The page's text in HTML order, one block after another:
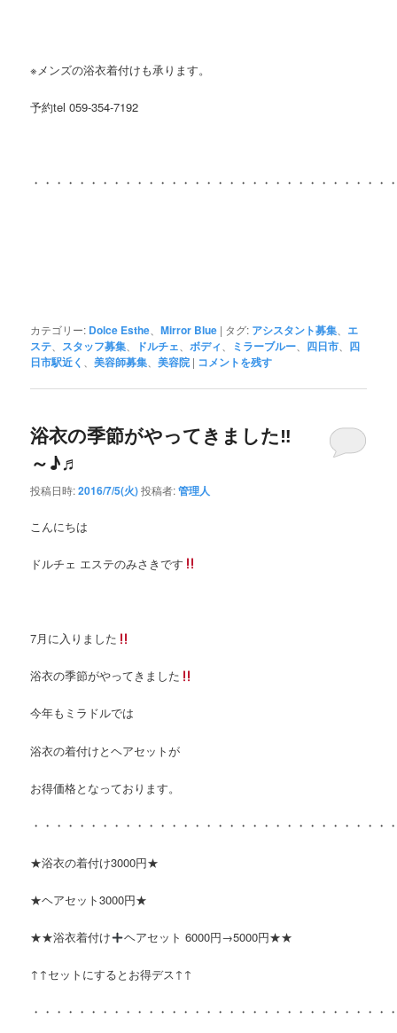
※メンズの浴衣着付けも承ります。
予約tel 059-354-7192
・・・・・・・・・・・・・・・・・・・・・・・・・・・・・・
カテゴリー: Dolce Esthe 、Mirror Blue | タグ: アシスタント募集
エ
ステ
スタッフ募集 ドルチェ ボディ ミラーブルー 四日市
四
日市駅近く
、美容師募集 、美容院 | コメントを残す
浴衣の季節がやってきました‼︎
～♪♬
投稿日時:2016/7/5(火)投稿者:管理人
こんにちは
ドルチェ エステのみさきです
7月に入りました
浴衣の季節がやってきました
今年もミラドルでは
浴衣の着付けとヘアセットが
お得価格となっております。
・・・・・・・・・・・・・・・・・・・・・・・・・・・・・・・
★浴衣の着付け3000円★
★ヘアセット3000円★
★★浴衣着付け ヘアセット 6000円→5000円★★
↑↑セットにするとお得デス↑↑
・・・・・・・・・・・・・・・・・・・・・・・・・・・・・・・